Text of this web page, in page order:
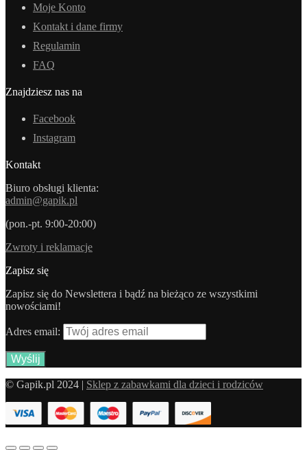
Moje Konto
Kontakt i dane firmy
Regulamin
FAQ
Znajdziesz nas na
Facebook
Instagram
Kontakt
Biuro obsługi klienta:
admin@gapik.pl
(pon.-pt. 9:00-20:00)
Zwroty i reklamacje
Zapisz się
Zapisz się do Newslettera i bądź na bieżąco ze wszystkimi
nowościami!
Adres email:
© Gapik.pl 2024 | Sklep z zabawkami dla dzieci i rodziców